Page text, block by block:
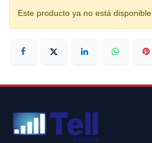
Este producto ya no está disponible.